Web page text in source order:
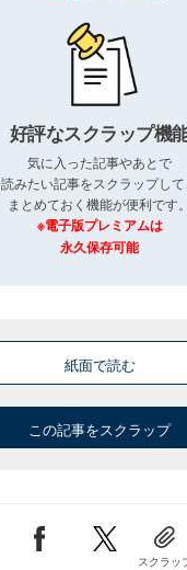
好評なスクラップ機
気に入った記事やあとで
読みたい記事をスクラップして
まとめておく機能が便利です。
※電子版プレミアムは
永久保存可能
紙面で読む
この記事をスクラップ
スクラッ